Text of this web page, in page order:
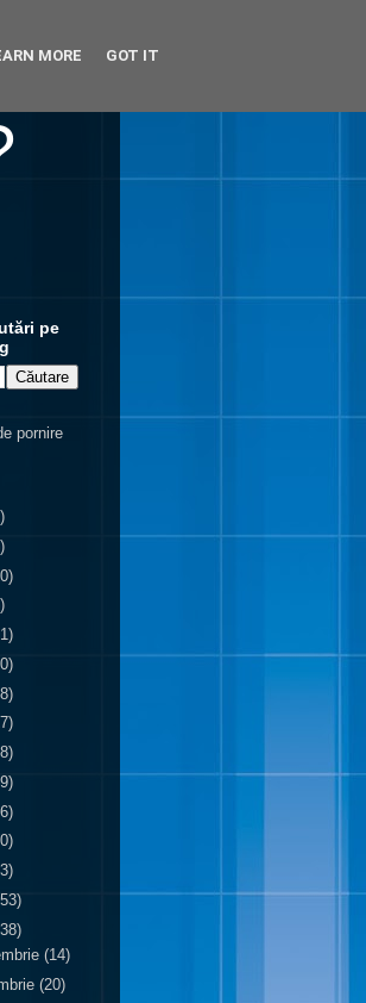
pe
pornire
(14)
(20)
MORE GOT IT